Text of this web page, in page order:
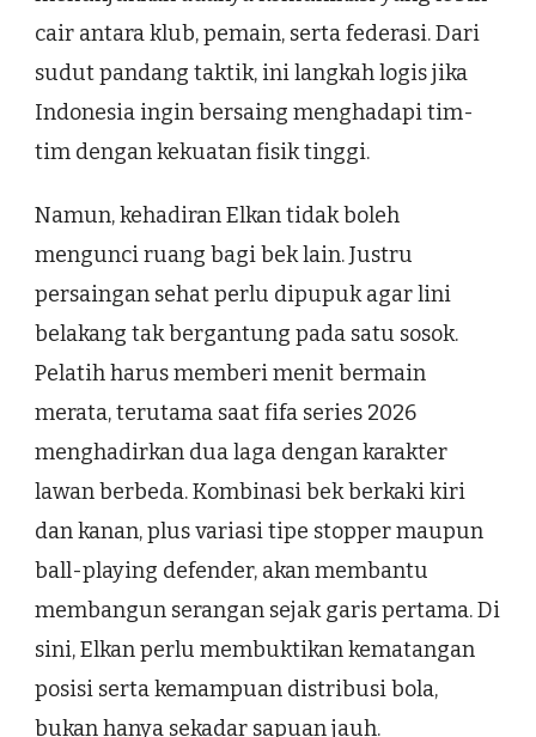
cair antara klub, pemain, serta federasi. Dari
sudut pandang taktik, ini langkah logis jika
Indonesia ingin bersaing menghadapi tim-
tim dengan kekuatan fisik tinggi.
Namun, kehadiran Elkan tidak boleh
mengunci ruang bagi bek lain. Justru
persaingan sehat perlu dipupuk agar lini
belakang tak bergantung pada satu sosok.
Pelatih harus memberi menit bermain
merata, terutama saat fifa series 2026
menghadirkan dua laga dengan karakter
lawan berbeda. Kombinasi bek berkaki kiri
dan kanan, plus variasi tipe stopper maupun
ball-playing defender, akan membantu
membangun serangan sejak garis pertama. Di
sini, Elkan perlu membuktikan kematangan
posisi serta kemampuan distribusi bola,
bukan hanya sekadar sapuan jauh.